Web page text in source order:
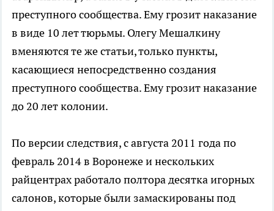
преступного сообщества. Ему грозит наказание
в виде 10 лет тюрьмы. Олегу Мешалкину
вменяются те же статьи, только пункты,
касающиеся непосредственно создания
преступного сообщества. Ему грозит наказание
до 20 лет колонии.
По версии следствия, с августа 2011 года по
февраль 2014 в Воронеже и нескольких
райцентрах работало полтора десятка игорных
салонов, которые были замаскированы под